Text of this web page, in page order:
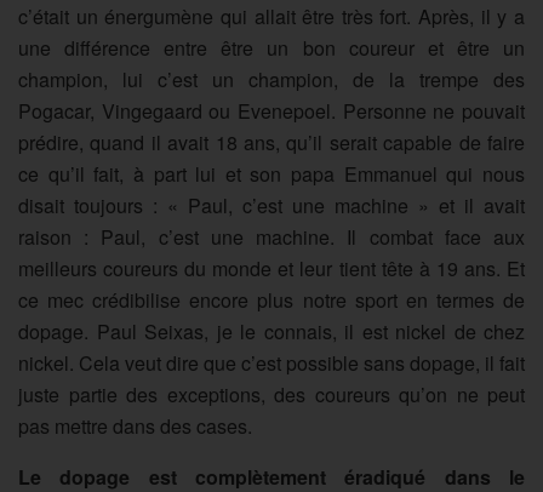
c’était un énergumène qui allait être très fort. Après, il y a
une différence entre être un bon coureur et être un
champion, lui c’est un champion, de la trempe des
Pogacar, Vingegaard ou Evenepoel. Personne ne pouvait
prédire, quand il avait 18 ans, qu’il serait capable de faire
ce qu’il fait, à part lui et son papa Emmanuel qui nous
disait toujours : « Paul, c’est une machine » et il avait
raison : Paul, c’est une machine. Il combat face aux
meilleurs coureurs du monde et leur tient tête à 19 ans. Et
ce mec crédibilise encore plus notre sport en termes de
dopage. Paul Seixas, je le connais, il est nickel de chez
nickel. Cela veut dire que c’est possible sans dopage, il fait
juste partie des exceptions, des coureurs qu’on ne peut
pas mettre dans des cases.
Le dopage est complètement éradiqué dans le